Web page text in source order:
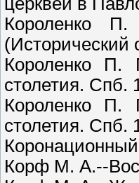
Короленко П.
(Исторический
Короленко П.
столетия. Спб.
Короленко П.
столетия. Спб.
Корф М. А.--